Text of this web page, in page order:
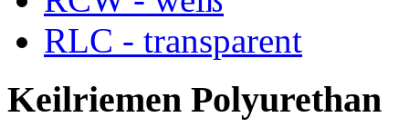
RLC - transparent
Keilriemen Polyurethan